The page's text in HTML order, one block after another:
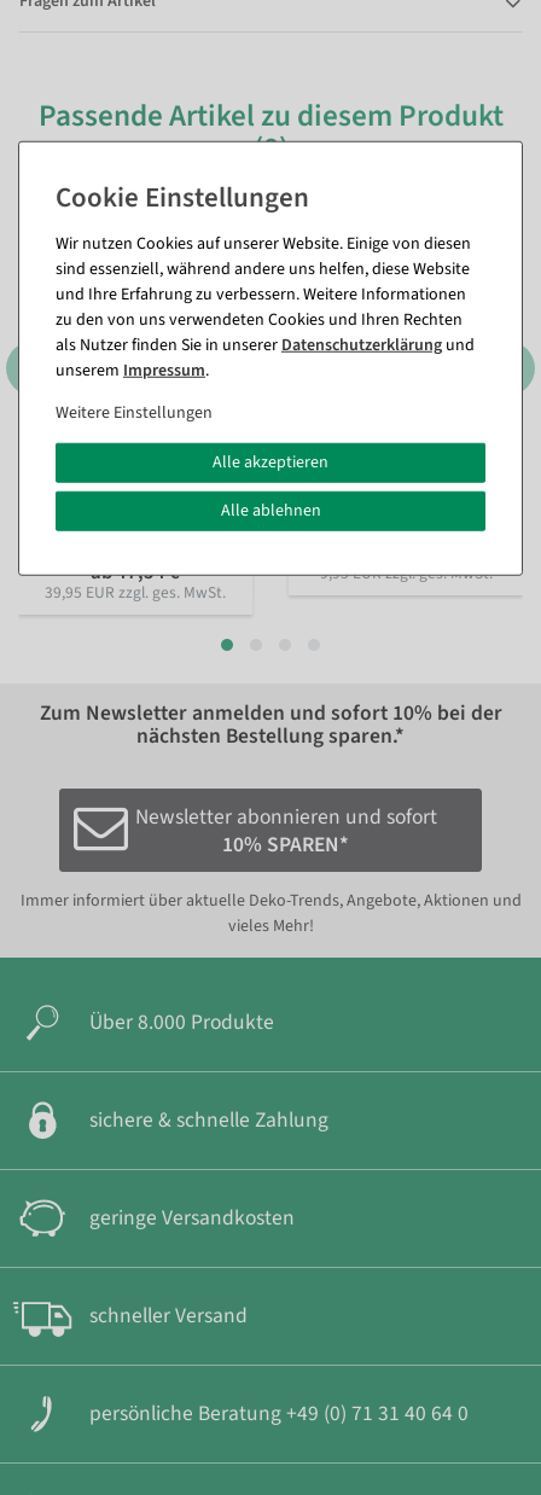
Passende Artikel zu diesem Produkt
(8)
Künstliches Moospaneel mit
Sofort versandfähig.
In verschiedenen
ab 47,54 €
39,95 EUR zzgl. ges. MwSt.
Künstliche weiche
Moossteine 20 x 15 cm grün
Sofort versandfähig.
9,95 EUR zzgl. ges. MwSt.
Zum Newsletter anmelden und sofort 10% bei der
nächsten Bestellung sparen.*
Newsletter abonnieren und sofort
10% SPAREN*
Immer informiert über aktuelle Deko-Trends, Angebote, Aktionen und
vieles Mehr!
Über 8.000 Produkte
sichere & schnelle Zahlung
geringe Versandkosten
schneller Versand
persönliche Beratung +49 (0) 71 31 40 64 0
Wir nutzen Cookies auf unserer Website. Einige von diesen
sind essenziell, während andere uns helfen, diese Website
und Ihre Erfahrung zu verbessern. Weitere Informationen
zu den von uns verwendeten Cookies und Ihren Rechten
als Nutzer finden Sie in unsererDaten­schutz­erklärung und
unserem Impressum.
Weitere Einstellungen
Alle akzeptieren
Alle ablehnen